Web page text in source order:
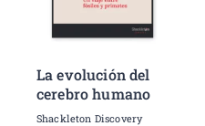
La evolución del
cerebro humano
Shackleton Discovery